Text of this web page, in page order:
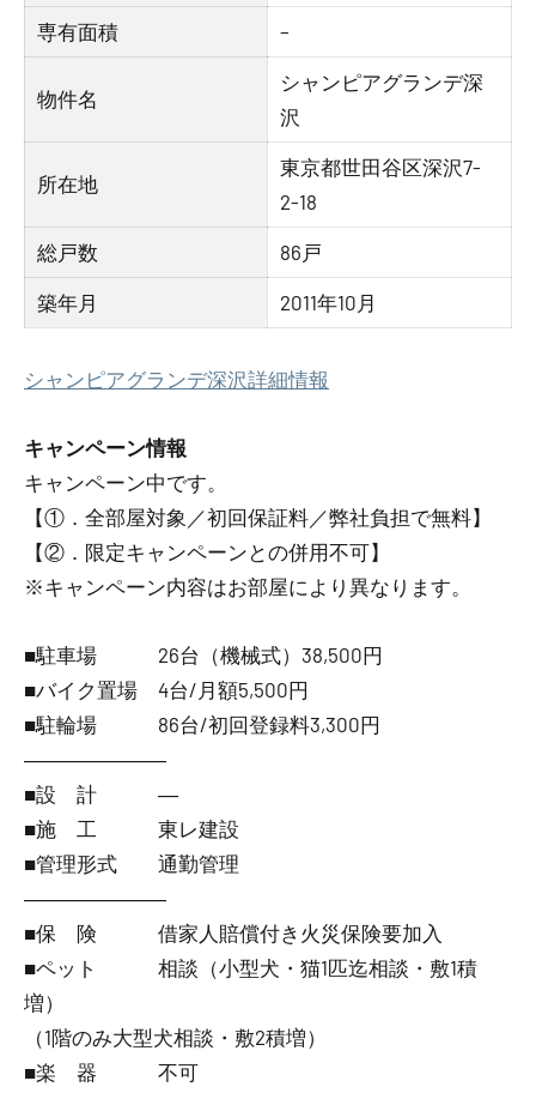
専有面積 –
物件名
シャンピアグランデ深
沢
所在地
東京都世田谷区深沢7-
2-18
総戸数 86戸
築年月 2011年10月
シャンピアグランデ深沢詳細情報
キャンペーン情報
キャンペーン中です。
【①．全部屋対象／初回保証料／弊社負担で無料】
【②．限定キャンペーンとの併用不可】
※キャンペーン内容はお部屋により異なります。
■駐車場 26台（機械式）38,500円
■バイク置場 4台/月額5,500円
■駐輪場 86台/初回登録料3,300円
―――――――
■設 計 ―
■施 工 東レ建設
■管理形式 通勤管理
―――――――
■保 険 借家人賠償付き火災保険要加入
■ペット 相談（小型犬・猫1匹迄相談・敷1積
増）
（1階のみ大型犬相談・敷2積増）
■楽 器 不可